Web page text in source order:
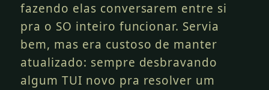
fazendo elas conversarem entre si
pra o SO inteiro funcionar. Servia
bem, mas era custoso de manter
atualizado: sempre desbravando
algum TUI novo pra resolver um